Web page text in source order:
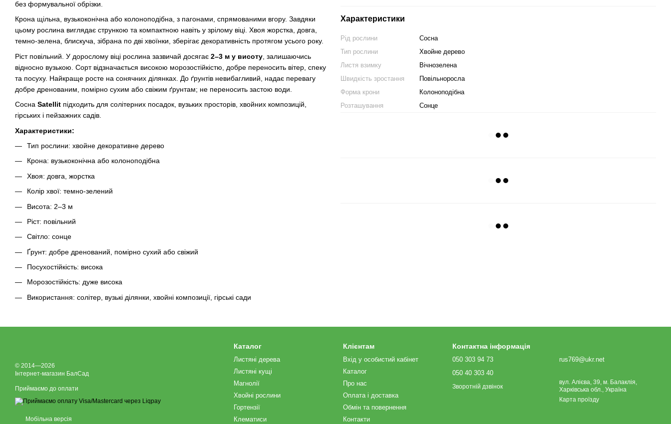
без формувальної обрізки.
Крона щільна, вузькоконічна або колоноподібна, з пагонами, спрямованими вгору. Завдяки
цьому рослина виглядає стрункою та компактною навіть у зрілому віці. Хвоя жорстка, довга,
темно-зелена, блискуча, зібрана по дві хвоїнки, зберігає декоративність протягом усього року.
Ріст повільний. У дорослому віці рослина зазвичай досягає 2–3 м у висоту , залишаючись
відносно вузькою. Сорт відзначається високою морозостійкістю, добре переносить вітер, спеку
та посуху. Найкраще росте на сонячних ділянках. До ґрунтів невибагливий, надає перевагу
добре дренованим, помірно сухим або свіжим ґрунтам; не переносить застою води.
Сосна Satellit підходить для солітерних посадок, вузьких просторів, хвойних композицій,
гірських і пейзажних садів.
Характеристики:
Тип рослини: хвойне декоративне дерево
Крона: вузькоконічна або колоноподібна
Хвоя: довга, жорстка
Колір хвої: темно-зелений
Висота: 2–3 м
Ріст: повільний
Світло: сонце
Ґрунт: добре дренований, помірно сухий або свіжий
Посухостійкість: висока
Морозостійкість: дуже висока
Використання: солітер, вузькі ділянки, хвойні композиції, гірські сади
Характеристики
Рід рослини
Сосна
Тип рослини
Хвойне дерево
Листя взимку
Вічнозелена
Швидкість зростання
Повільноросла
Форма крони
Колоноподібна
Розташування
Сонце
© 2014—2026
Інтернет-магазин БалСад
Приймаємо до оплати
Мобільна версія
Каталог
Листяні дерева
Листяні кущі
Магнолії
Хвойні рослини
Гортензії
Клематиси
Клієнтам
Вхід у особистий кабінет
Каталог
Про нас
Оплата і доставка
Обмін та повернення
Контакти
Контактна інформація
050 303 94 73
050 40 303 40
Зворотній дзвінок
rus769@ukr.net
вул. Алієва, 39, м. Балаклія,
Харківська обл., Україна
Карта проїзду